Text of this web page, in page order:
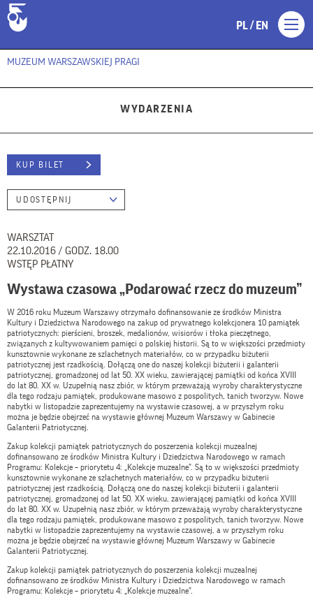
PL/ EN
MUZEUM WARSZAWSKIEJ PRAGI
WYDARZENIA
KUP BILET
UDOSTĘPNIJ
WARSZTAT
22.10.2016 / GODZ. 18.00
WSTĘP PŁATNY
Wystawa czasowa „Podarować rzecz do muzeum”
W 2016 roku Muzeum Warszawy otrzymało dofinansowanie ze środków Ministra
Kultury i Dziedzictwa Narodowego na zakup od prywatnego kolekcjonera 10 pamiątek
patriotycznych: pierścieni, broszek, medalionów, wisiorów i tłoka pieczętnego,
związanych z kultywowaniem pamięci o polskiej historii. Są to w większości przedmioty
kunsztownie wykonane ze szlachetnych materiałów, co w przypadku biżuterii
patriotycznej jest rzadkością. Dołączą one do naszej kolekcji biżuterii i galanterii
patriotycznej, gromadzonej od lat 50. XX wieku, zawierającej pamiątki od końca XVIII
do lat 80. XX w. Uzupełnią nasz zbiór, w którym przeważają wyroby charakterystyczne
dla tego rodzaju pamiątek, produkowane masowo z pospolitych, tanich tworzyw. Nowe
nabytki w listopadzie zaprezentujemy na wystawie czasowej, a w przyszłym roku
można je będzie obejrzeć na wystawie głównej Muzeum Warszawy w Gabinecie
Galanterii Patriotycznej.
Zakup kolekcji pamiątek patriotycznych do poszerzenia kolekcji muzealnej
dofinansowano ze środków Ministra Kultury i Dziedzictwa Narodowego w ramach
Programu: Kolekcje – priorytetu 4: „Kolekcje muzealne”. Są to w większości przedmioty
kunsztownie wykonane ze szlachetnych materiałów, co w przypadku biżuterii
patriotycznej jest rzadkością. Dołączą one do naszej kolekcji biżuterii i galanterii
patriotycznej, gromadzonej od lat 50. XX wieku, zawierającej pamiątki od końca XVIII
do lat 80. XX w. Uzupełnią nasz zbiór, w którym przeważają wyroby charakterystyczne
dla tego rodzaju pamiątek, produkowane masowo z pospolitych, tanich tworzyw. Nowe
nabytki w listopadzie zaprezentujemy na wystawie czasowej, a w przyszłym roku
można je będzie obejrzeć na wystawie głównej Muzeum Warszawy w Gabinecie
Galanterii Patriotycznej.
Zakup kolekcji pamiątek patriotycznych do poszerzenia kolekcji muzealnej
dofinansowano ze środków Ministra Kultury i Dziedzictwa Narodowego w ramach
Programu: Kolekcje – priorytetu 4: „Kolekcje muzealne”.